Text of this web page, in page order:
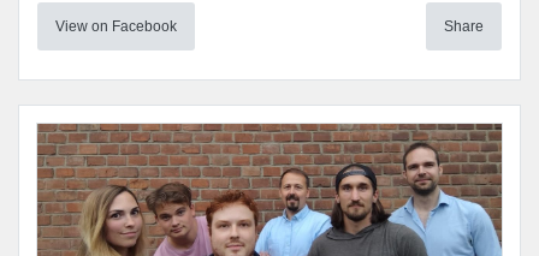
View on Facebook Share